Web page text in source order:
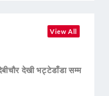
View All
देखी भट्टेडाँडा सम्म